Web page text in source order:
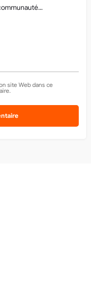
site Web dans ce